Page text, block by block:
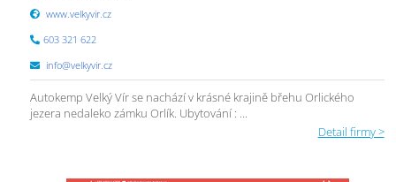
www.velkyvir.cz
603 321 622
info@velkyvir.cz
Autokemp Velký Vír se nachází v krásné krajině břehu Orlického
jezera nedaleko zámku Orlík. Ubytování : ...
Detail firmy >